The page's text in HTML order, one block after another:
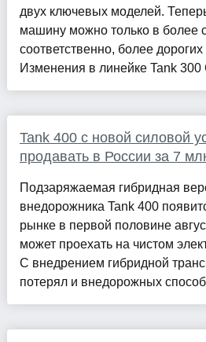
двух ключевых моделей.
машину можно только в более
соответственно, более
Изменения в линейке Tank 300
Tank 400 с новой силовой
продавать в России за 7
Подзаряжаемая гибридная
внедорожника Tank 400
рынке в первой половине
может проехать на чистом
С внедрением гибридной
потерял и внедорожных